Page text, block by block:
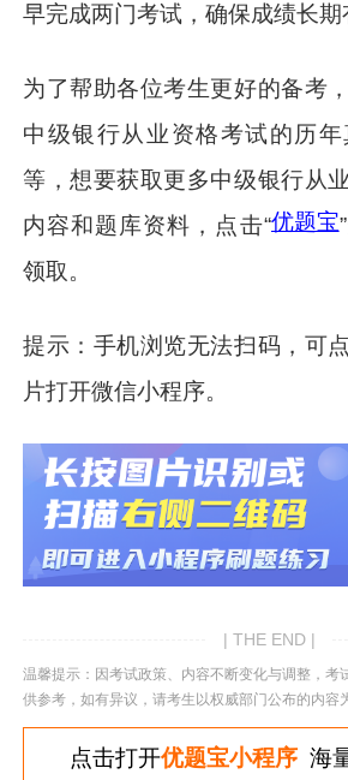
早完成两门考试，确保成绩长期
为了帮助各位考生更好的备考
中级银行从业资格考试的历
等，想要获取更多中级银行从
内容和题库资料，点击“优题宝
领取。
提示：手机浏览无法扫码，可
片打开微信小程序。
| THE END |
温馨提示：因考试政策、内容不断变化与调整，考
供参考，如有异议，请考生以权威部门公布的内容
点击打开优题宝小程序海